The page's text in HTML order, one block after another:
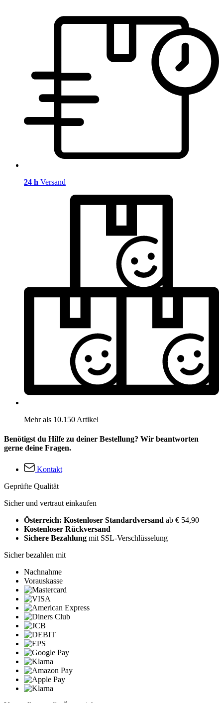
24 h Versand
Mehr als 10.150 Artikel
Benötigst du Hilfe zu deiner Bestellung? Wir beantworten
gerne deine Fragen.
Kontakt
Geprüfte Qualität
Sicher und vertraut einkaufen
Österreich: Kostenloser Standardversand ab € 54,90
Kostenloser Rückversand
Sichere Bezahlung mit SSL-Verschlüsselung
Sicher bezahlen mit
Nachnahme
Vorauskasse